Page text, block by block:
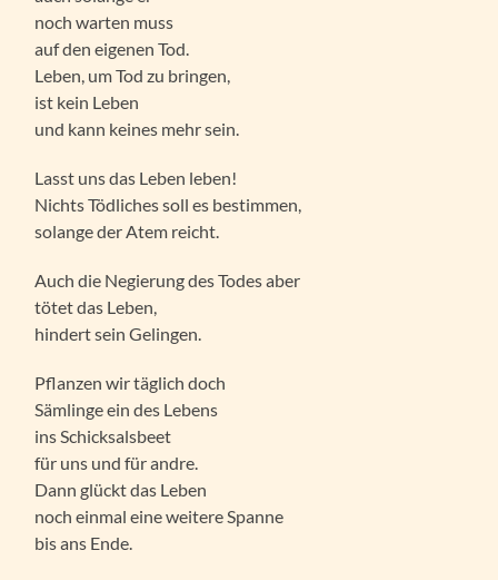
noch warten muss
auf den eigenen Tod.
Leben, um Tod zu bringen,
ist kein Leben
und kann keines mehr sein.
Lasst uns das Leben leben!
Nichts Tödliches soll es bestimmen,
solange der Atem reicht.
Auch die Negierung des Todes aber
tötet das Leben,
hindert sein Gelingen.
Pflanzen wir täglich doch
Sämlinge ein des Lebens
ins Schicksalsbeet
für uns und für andre.
Dann glückt das Leben
noch einmal eine weitere Spanne
bis ans Ende.